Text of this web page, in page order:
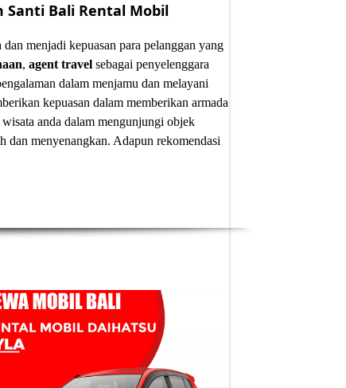
Santi Bali Rental Mobil
menjadi kepuasan para pelanggan yang
, agent travel sebagai penyelenggara
dalam menjamu dan melayani
kepuasan dalam memberikan armada
anda dalam mengunjungi objek
dan menyenangkan. Adapun rekomendasi